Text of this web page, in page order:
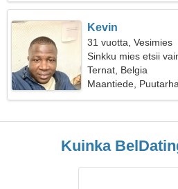
Kevin
31 vuotta, Vesimies
Sinkku mies etsii
Ternat, Belgia
Maantiede,
Kuinka